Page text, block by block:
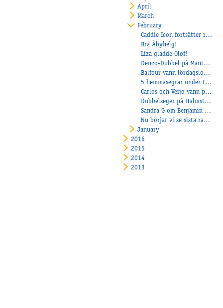
April
March
February
Caddie Icon fortsätter rada upp segrar!
Bra Åbyhelg!
Liza gladde Olof!
Denco-Dubbel på Mantorp!
Balfour vann lördagsloppet!
5 hemmasegrar under torsdagskvällen!
Carlos och Veijo vann på Axevalla!
Dubbelseger på Halmstadtravet
Sandra G om Benjamin Evo
Nu börjar vi se sista raksträckan pâ Vincennes vintermeeting.
January
2016
2015
2014
2013